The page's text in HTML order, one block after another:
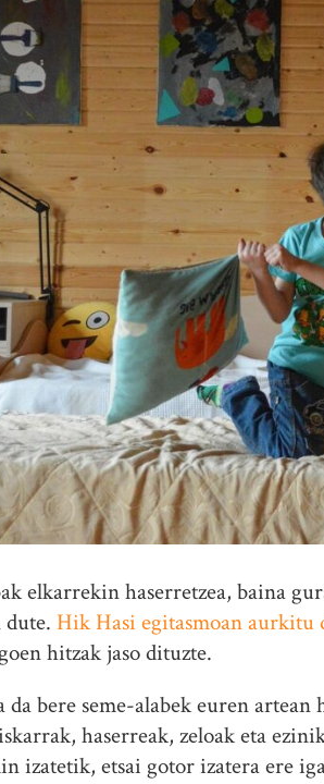
elkarrekin haserretzea, baina
dute. Hik Hasi egitasmoan aurkitu
hitzak jaso dituzte.
da bere seme-alabek euren
haserreak, zeloak eta
izatetik, etsai gotor izatera ere